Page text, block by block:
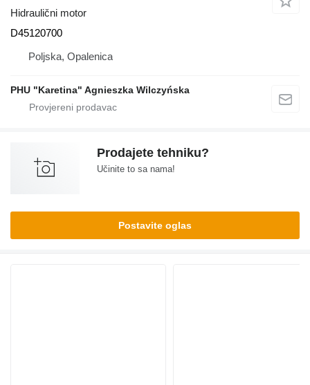
Hidraulični motor
D45120700
Poljska, Opalenica
PHU "Karetina" Agnieszka Wilczyńska
Prodajete tehniku?
Učinite to sa nama!
Postavite oglas